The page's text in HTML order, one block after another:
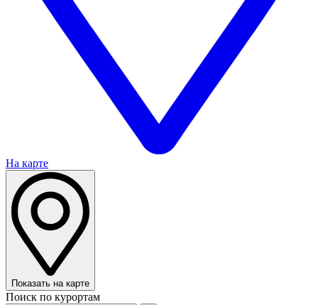
На карте
Показать на карте
Поиск по курортам